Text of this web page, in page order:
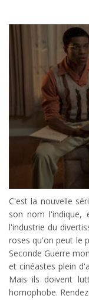
C'est la nouvelle
son nom l'indique,
l'industrie du
roses qu'on peut le
Seconde Guerre
et cinéastes plein
Mais ils doivent
homophobe.